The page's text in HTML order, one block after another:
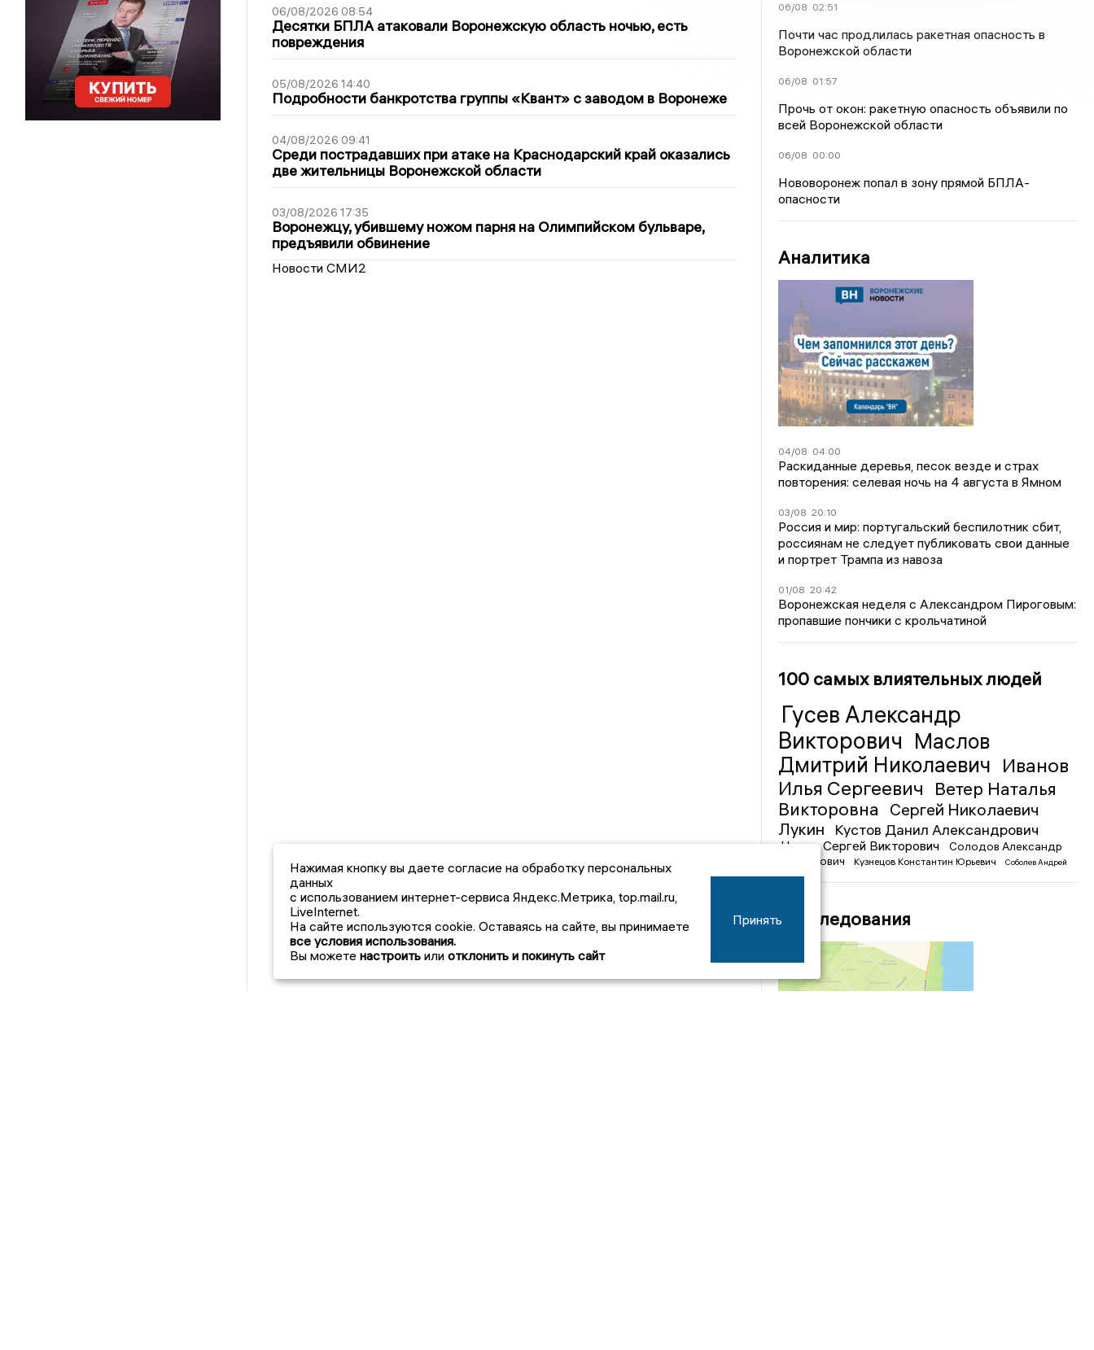
06/08/2026 08:54
Десятки БПЛА атаковали Воронежскую область ночью, есть
повреждения
05/08/2026 14:40
Подробности банкротства группы «Квант» с заводом в Воронеже
04/08/2026 09:41
Среди пострадавших при атаке на Краснодарский край оказались
две жительницы Воронежской области
03/08/2026 17:35
Воронежцу, убившему ножом парня на Олимпийском бульваре,
предъявили обвинение
Новости СМИ2
06/08 02:51
Почти час продлилась ракетная опасность в
Воронежской области
06/08 01:57
Прочь от окон: ракетную опасность объявили по
всей Воронежской области
06/08 00:00
Нововоронеж попал в зону прямой БПЛА-
опасности
Аналитика
04/08 04:00
Раскиданные деревья, песок везде и страх
повторения: селевая ночь на 4 августа в Ямном
03/08 20:10
Россия и мир: португальский беспилотник сбит,
россиянам не следует публиковать свои данные
и портрет Трампа из навоза
01/08 20:42
Воронежская неделя с Александром Пироговым:
пропавшие пончики с крольчатиной
100 самых влиятельных людей
Гусев Александр
Викторович Маслов
Дмитрий Николаевич Иванов
Илья Сергеевич
Ветер Наталья
Викторовна
Сергей Николаевич
Лукин
Кустов Данил Александрович
Чижов Сергей Викторович
Солодов Александр
Михайлович
Кузнецов Константин Юрьевич
Соболев Андрей
Иванович
Расследования
Нажимая кнопку вы даете согласие на обработку персональных
данных
с использованием интернет-сервиса Яндекс.Метрика, top.mail.ru,
LiveInternet.
На сайте используются cookie. Оставаясь на сайте, вы принимаете
все условия использования.
Вы можете настроить или отклонить и покинуть сайт
Принять